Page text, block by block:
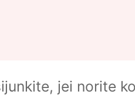
jei norite